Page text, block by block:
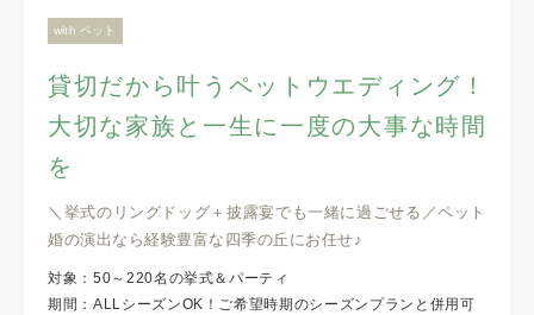
with ペット
貸切だから叶うペットウエディング！
大切な家族と一生に一度の大事な時間
を
＼挙式のリングドッグ＋披露宴でも一緒に過ごせる／ペット
婚の演出なら経験豊富な四季の丘にお任せ♪
対象：50～220名の挙式＆パーティ
期間：ALLシーズンOK！ご希望時期のシーズンプランと併用可